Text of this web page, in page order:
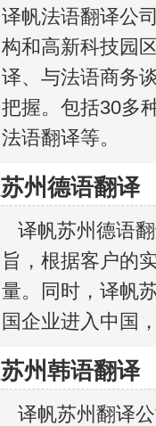
译帆法语翻译公
构和高新科技园
译、与法语商务
把握。包括30多
法语翻译等。
苏州德语翻译
译帆苏州德语
旨，根据客户的
量。同时，译帆
国企业进入中国
苏州韩语翻译
译帆苏州翻译